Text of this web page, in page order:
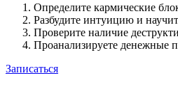
Определите кармические
Разбудите интуицию и
Проверите наличие
Проанализируете денежные
Записаться